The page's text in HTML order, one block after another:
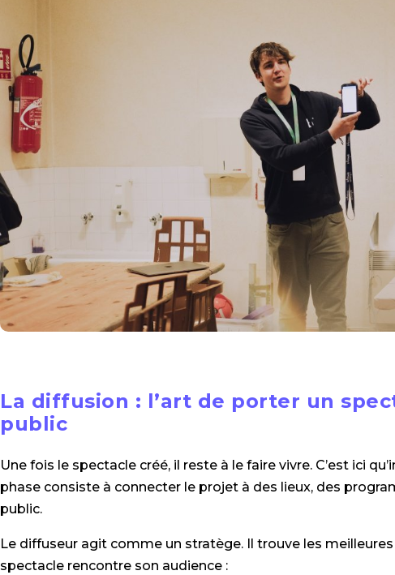
La diffusion : l’art de porter un
public
Une fois le spectacle créé, il reste à le faire vivre. C’est ici
phase consiste à connecter le projet à des lieux, des
public.
Le diffuseur agit comme un stratège. Il trouve les
spectacle rencontre son audience :